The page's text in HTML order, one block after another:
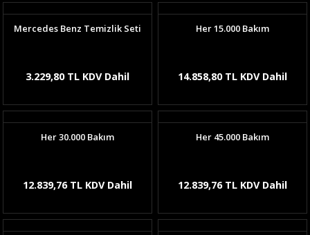
Mercedes Benz Temizlik Seti
3.229,80 TL KDV Dahil
Her 15.000 Bakım
14.858,80 TL KDV Dahil
Her 30.000 Bakım
12.839,76 TL KDV Dahil
Her 45.000 Bakım
12.839,76 TL KDV Dahil